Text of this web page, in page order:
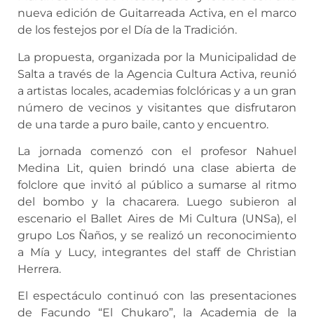
nueva edición de Guitarreada Activa, en el marco
de los festejos por el Día de la Tradición.
La propuesta, organizada por la Municipalidad de
Salta a través de la Agencia Cultura Activa, reunió
a artistas locales, academias folclóricas y a un gran
número de vecinos y visitantes que disfrutaron
de una tarde a puro baile, canto y encuentro.
La jornada comenzó con el profesor Nahuel
Medina Lit, quien brindó una clase abierta de
folclore que invitó al público a sumarse al ritmo
del bombo y la chacarera. Luego subieron al
escenario el Ballet Aires de Mi Cultura (UNSa), el
grupo Los Ñaños, y se realizó un reconocimiento
a Mía y Lucy, integrantes del staff de Christian
Herrera.
El espectáculo continuó con las presentaciones
de Facundo “El Chukaro”, la Academia de la